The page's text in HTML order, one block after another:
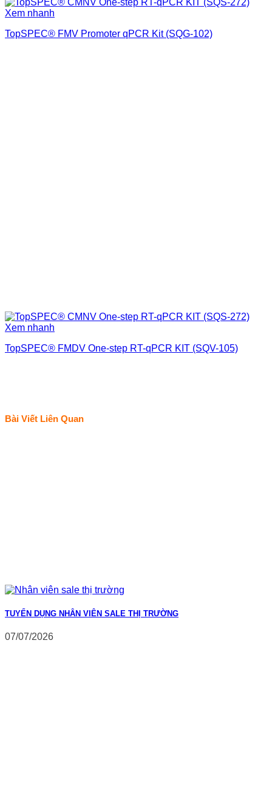
Xem nhanh
TopSPEC® FMV Promoter qPCR Kit (SQG-102)
Xem nhanh
TopSPEC® FMDV One-step RT-qPCR KIT (SQV-105)
Bài Viết Liên Quan
TUYỂN DỤNG NHÂN VIÊN SALE THỊ TRƯỜNG
07/07/2026